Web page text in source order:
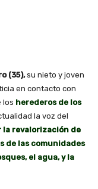
(35),su nieto y joven
en contacto con
los herederos de los
la voz del
la revalorización de
de las comunidades
el agua, y la